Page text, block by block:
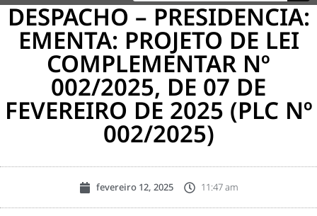
DESPACHO – PRESIDENCIA:
EMENTA: PROJETO DE LEI
COMPLEMENTAR Nº
002/2025, DE 07 DE
FEVEREIRO DE 2025 (PLC Nº
002/2025)
fevereiro 12, 2025 11:47 am